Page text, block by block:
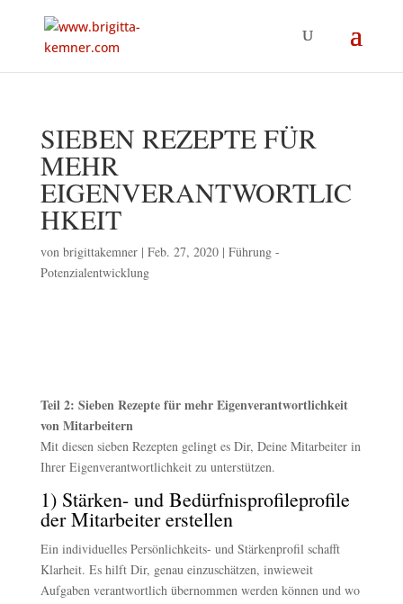
SIEBEN REZEPTE FÜR
MEHR
EIGENVERANTWORTLIC
HKEIT
von brigittakemner| Feb. 27, 2020| Führung -
Potenzialentwicklung
Teil 2: Sieben Rezepte für mehr Eigenverantwortlichkeit
von Mitarbeitern
Mit diesen sieben Rezepten gelingt es Dir, Deine Mitarbeiter in
Ihrer Eigenverantwortlichkeit zu unterstützen.
1) Stärken- und Bedürfnisprofileprofile
der Mitarbeiter erstellen
Ein individuelles Persönlichkeits- und Stärkenprofil schafft
Klarheit. Es hilft Dir, genau einzuschätzen, inwieweit
Aufgaben verantwortlich übernommen werden können und wo